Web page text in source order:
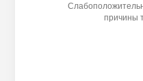
причины